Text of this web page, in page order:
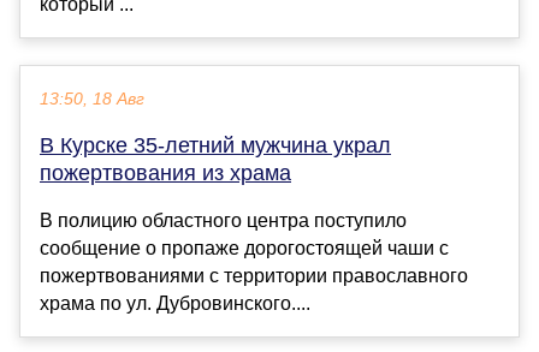
который ...
13:50, 18 Авг
В Курске 35-летний мужчина украл
пожертвования из храма
В полицию областного центра поступило
сообщение о пропаже дорогостоящей чаши с
пожертвованиями с территории православного
храма по ул. Дубровинского....